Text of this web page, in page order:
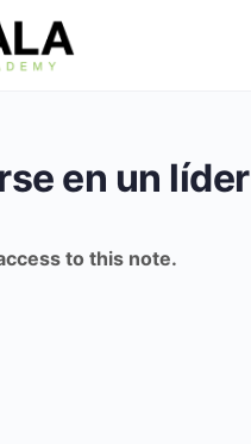
en un líder
to this note.